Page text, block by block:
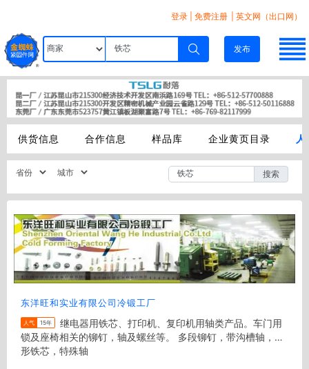
登录 免费注册 | 英文网（出口网）
发布
供货信息 合作信息 样品库 企业黄页目录
搜索
东洋旺和实业有限公司冷锻工厂
人气 15年
锁及座椅相关的铆钉，轴及螺丝等。 多段铆钉，带沟槽轴，异
形铁芯，特殊轴